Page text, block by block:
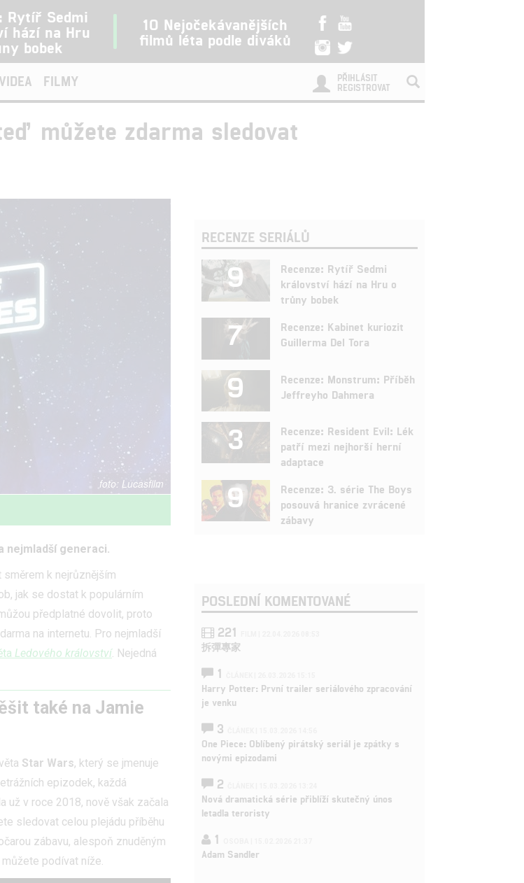
Rytíř Sedmi
hází na Hru
bobek
10 Nejočekávanějších
filmů léta podle diváků
VIDEA FILMY
PŘIHLÁSIT
REGISTROVAT
můžete zdarma sledovat
Lucasfilm
nejmladší generaci.
k nejrůznějším
jak se dostat k populárním
předplatné dovolit, proto
na internetu. Pro nejmladší
Ledového království. Nejedná
také na Jamie
Star Wars, který se jmenuje
epizodek, každá
už v roce 2018, nově však začala
sledovat celou plejádu příběhu
zábavu, alespoň znuděným
podívat níže.
RECENZE SERIÁLŮ
9
Recenze: Rytíř Sedmi
království hází na Hru o
trůny bobek
7
Recenze: Kabinet kuriozit
Guillerma Del Tora
9
Recenze: Monstrum: Příběh
Jeffreyho Dahmera
3
Recenze: Resident Evil: Lék
patří mezi nejhorší herní
adaptace
9
Recenze: 3. série The Boys
posouvá hranice zvrácené
zábavy
POSLEDNÍ KOMENTOVANÉ
221
拆彈專家
1
Harry Potter: První trailer seriálového zpracování
je venku
3
One Piece: Oblíbený pirátský seriál je zpátky s
novými epizodami
2
Nová dramatická série přiblíží skutečný únos
letadla teroristy
1
Adam Sandler